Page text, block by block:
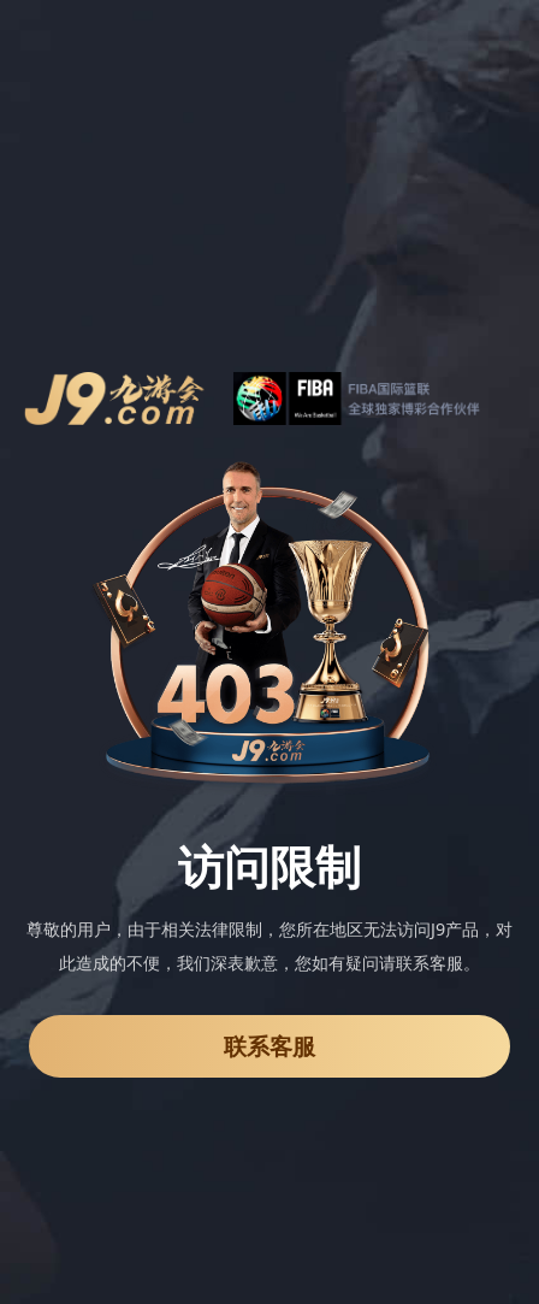
访问限制
尊敬的用户，由于相关法律限制，您所在地区无法访问J9产品，对
此造成的不便，我们深表歉意，您如有疑问请联系客服。
联系客服